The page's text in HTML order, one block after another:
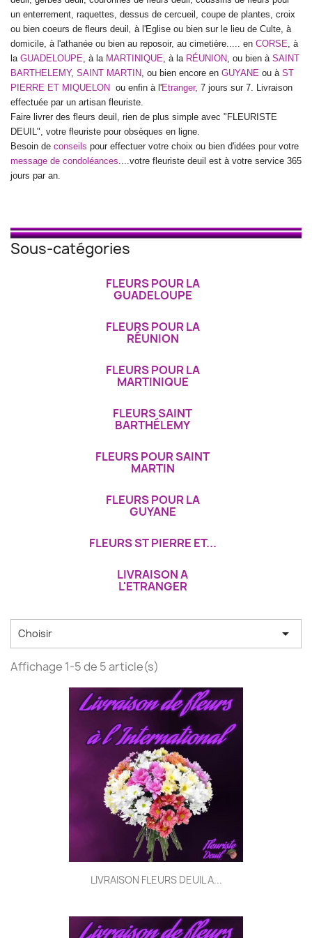
un enterrement, raquettes, dessus de cercueil, coupe de plantes, croix
ou bien coeurs de fleurs deuil, à l'Eglise ou bien sur le lieu de Culte, à
domicile, à l'athanée ou bien au reposoir, au cimetière..... en CORSE , à
la GUADELOUPE , à la MARTINIQUE , à la RÉUNION , ou bien à SAINT
BARTHELEMY, SAINT MARTIN , ou bien encore en GUYANE ou à ST
PIERRE ET MIQUELON ou enfin à l'Etranger, 7 jours sur 7. Livraison
effectuée par un artisan fleuriste.
Faire livrer des fleurs deuil, rien de plus simple avec "FLEURISTE
DEUIL", votre fleuriste pour obsèques en ligne.
Besoin de conseils pour effectuer votre choix ou bien d'idées pour votre
message de condoléances ....votre fleuriste deuil est à votre service 365
jours par an.
Sous-catégories
FLEURS POUR LA
GUADELOUPE
FLEURS POUR LA
RÉUNION
FLEURS POUR LA
MARTINIQUE
FLEURS SAINT
BARTHÉLEMY
FLEURS POUR SAINT
MARTIN
FLEURS POUR LA
GUYANE
FLEURS ST PIERRE ET...
LIVRAISON A
L'ETRANGER
Choisir 
Affichage 1-5 de 5 article(s)
LIVRAISON FLEURS DEUIL A...